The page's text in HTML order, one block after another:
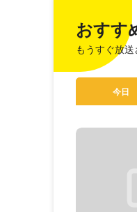
おすす
もうすぐ放
今日